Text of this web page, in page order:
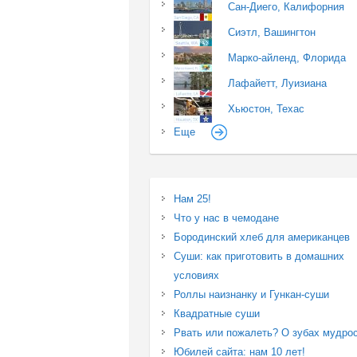
Сан-Диего, Калифорния
Сиэтл, Вашингтон
Марко-айленд, Флорида
Лафайетт, Луизиана
Хьюстон, Техас
Еще
Нам 25!
Что у нас в чемодане
Бородинский хлеб для американцев
Суши: как приготовить в домашних
условиях
Роллы наизнанку и Гункан-суши
Квадратные суши
Рвать или пожалеть? О зубах
Юбилей сайта: нам 10 лет!